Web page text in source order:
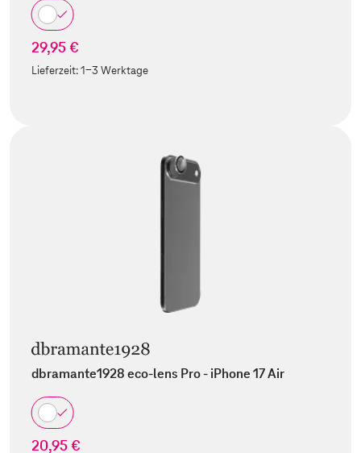
29,95 €
Lieferzeit:1-3 Werktage
dbramante1928 eco-lens Pro - iPhone 17 Air
20,95 €